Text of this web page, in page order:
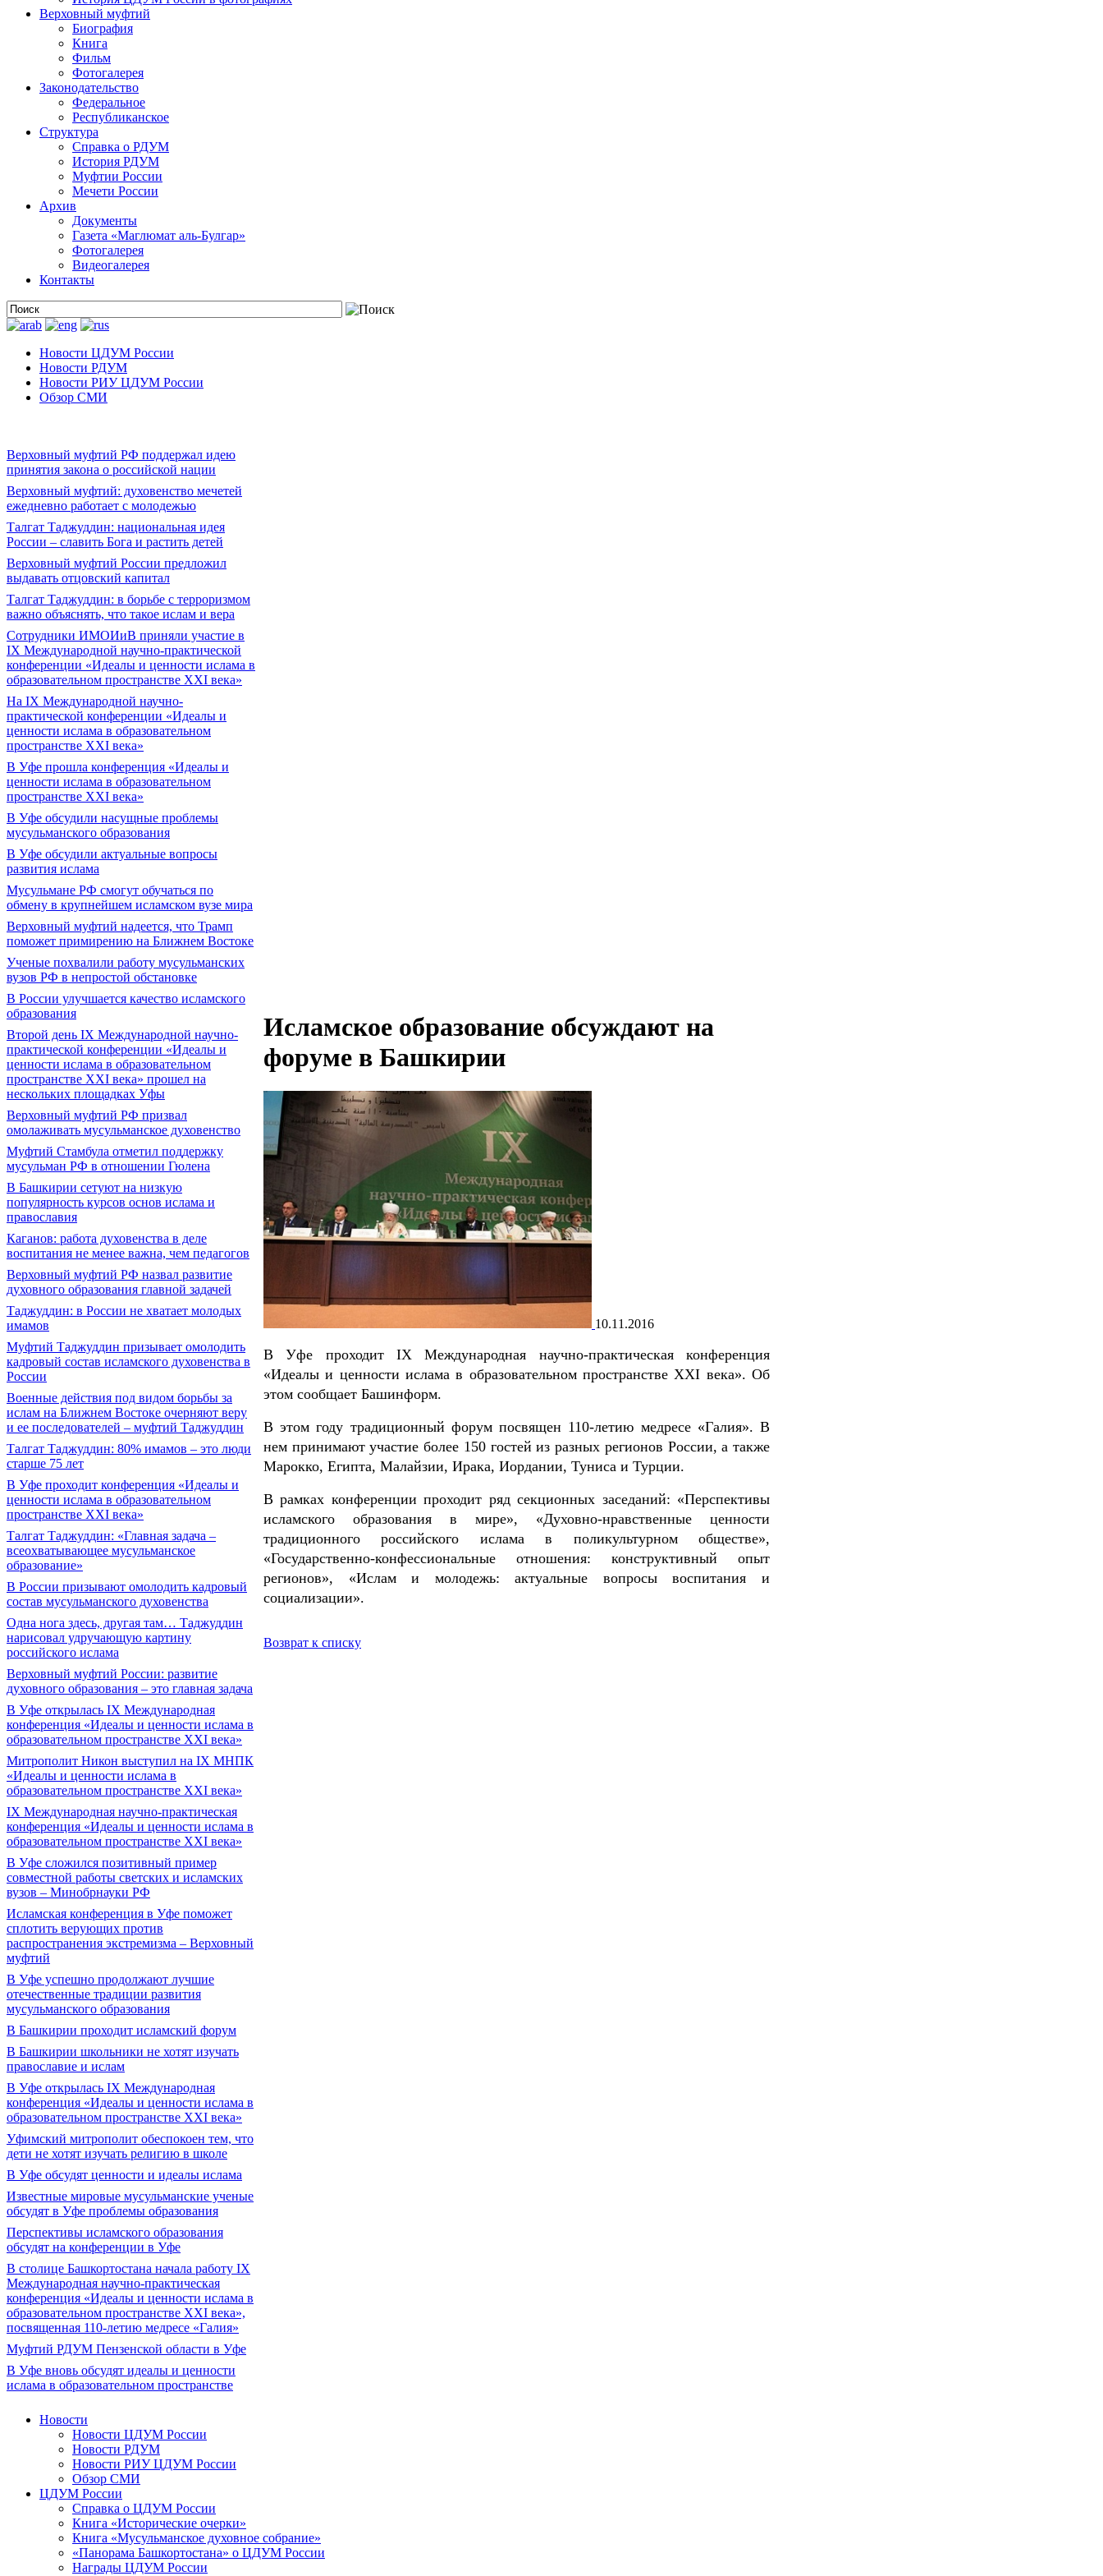
Верховный муфтий
Биография
Книга
Фильм
Фотогалерея
Законодательство
Федеральное
Республиканское
Структура
Справка о РДУМ
История РДУМ
Муфтии России
Мечети России
Архив
Документы
Газета «Маглюмат аль-Булгар»
Фотогалерея
Видеогалерея
Контакты
Новости ЦДУМ России
Новости РДУМ
Новости РИУ ЦДУМ России
Обзор СМИ
Верховный муфтий РФ поддержал идею
принятия закона о российской нации
Верховный муфтий: духовенство мечетей
ежедневно работает с молодежью
Талгат Таджуддин: национальная идея
России – славить Бога и растить детей
Верховный муфтий России предложил
выдавать отцовский капитал
Талгат Таджуддин: в борьбе с терроризмом
важно объяснять, что такое ислам и вера
Сотрудники ИМОИиВ приняли участие в
IX Международной научно-практической
конференции «Идеалы и ценности ислама в
образовательном пространстве XXI века»
На IX Международной научно-
практической конференции «Идеалы и
ценности ислама в образовательном
пространстве XXI века»
В Уфе прошла конференция «Идеалы и
ценности ислама в образовательном
пространстве XXI века»
В Уфе обсудили насущные проблемы
мусульманского образования
В Уфе обсудили актуальные вопросы
развития ислама
Мусульмане РФ смогут обучаться по
обмену в крупнейшем исламском вузе мира
Верховный муфтий надеется, что Трамп
поможет примирению на Ближнем Востоке
Ученые похвалили работу мусульманских
вузов РФ в непростой обстановке
В России улучшается качество исламского
образования
Второй день IX Международной научно-
практической конференции «Идеалы и
ценности ислама в образовательном
пространстве XXI века» прошел на
нескольких площадках Уфы
Верховный муфтий РФ призвал
омолаживать мусульманское духовенство
Муфтий Стамбула отметил поддержку
мусульман РФ в отношении Гюлена
В Башкирии сетуют на низкую
популярность курсов основ ислама и
православия
Каганов: работа духовенства в деле
воспитания не менее важна, чем педагогов
Верховный муфтий РФ назвал развитие
духовного образования главной задачей
Таджуддин: в России не хватает молодых
имамов
Муфтий Таджуддин призывает омолодить
кадровый состав исламского духовенства в
России
Военные действия под видом борьбы за
ислам на Ближнем Востоке очерняют веру
и ее последователей – муфтий Таджуддин
Талгат Таджуддин: 80% имамов – это люди
старше 75 лет
В Уфе проходит конференция «Идеалы и
ценности ислама в образовательном
пространстве XXI века»
Талгат Таджуддин: «Главная задача –
всеохватывающее мусульманское
образование»
В России призывают омолодить кадровый
состав мусульманского духовенства
Одна нога здесь, другая там… Таджуддин
нарисовал удручающую картину
российского ислама
Верховный муфтий России: развитие
духовного образования – это главная задача
В Уфе открылась IX Международная
конференция «Идеалы и ценности ислама в
образовательном пространстве XXI века»
Митрополит Никон выступил на IX МНПК
«Идеалы и ценности ислама в
образовательном пространстве XXI века»
IX Международная научно-практическая
конференция «Идеалы и ценности ислама в
образовательном пространстве XXI века»
В Уфе сложился позитивный пример
совместной работы светских и исламских
вузов – Минобрнауки РФ
Исламская конференция в Уфе поможет
сплотить верующих против
распространения экстремизма – Верховный
муфтий
В Уфе успешно продолжают лучшие
отечественные традиции развития
мусульманского образования
В Башкирии проходит исламский форум
В Башкирии школьники не хотят изучать
православие и ислам
В Уфе открылась IX Международная
конференция «Идеалы и ценности ислама в
образовательном пространстве XXI века»
Уфимский митрополит обеспокоен тем, что
дети не хотят изучать религию в школе
В Уфе обсудят ценности и идеалы ислама
Известные мировые мусульманские ученые
обсудят в Уфе проблемы образования
Перспективы исламского образования
обсудят на конференции в Уфе
В столице Башкортостана начала работу IX
Международная научно-практическая
конференция «Идеалы и ценности ислама в
образовательном пространстве XXI века»,
посвященная 110-летию медресе «Галия»
Муфтий РДУМ Пензенской области в Уфе
В Уфе вновь обсудят идеалы и ценности
ислама в образовательном пространстве
Исламское образование обсуждают на
форуме в Башкирии
10.11.2016
В Уфе проходит IX Международная научно-практическая конференция
«Идеалы и ценности ислама в образовательном пространстве XXI века». Об
этом сообщает Башинформ.
В этом году традиционный форум посвящен 110-летию медресе «Галия». В
нем принимают участие более 150 гостей из разных регионов России, а также
Марокко, Египта, Малайзии, Ирака, Иордании, Туниса и Турции.
В рамках конференции проходит ряд секционных заседаний: «Перспективы
исламского образования в мире», «Духовно-нравственные ценности
традиционного российского ислама в поликультурном обществе»,
«Государственно-конфессиональные отношения: конструктивный опыт
регионов», «Ислам и молодежь: актуальные вопросы воспитания и
социализации».
Возврат к списку
Новости
Новости ЦДУМ России
Новости РДУМ
Новости РИУ ЦДУМ России
Обзор СМИ
ЦДУМ России
Справка о ЦДУМ России
Книга «Исторические очерки»
Книга «Мусульманское духовное собрание»
«Панорама Башкортостана» о ЦДУМ России
Награды ЦДУМ России